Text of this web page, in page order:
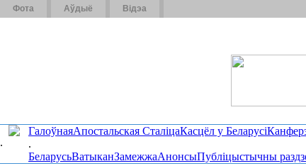
Фота Аўдыё Відэа
.
ГалоўнаяАпостальская СталіцаКасцёл у Беларусі
.
БеларусьВатыканЗамежжаАнонсыПубліцыстычны